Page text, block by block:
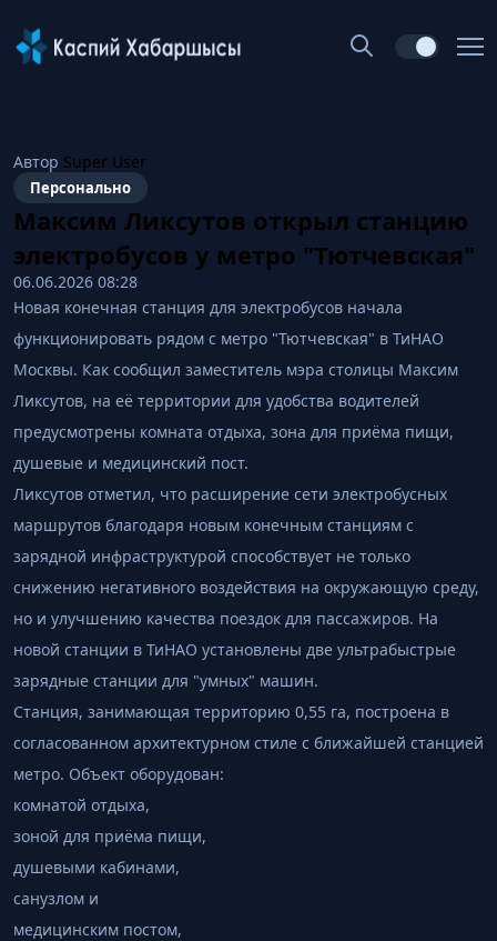
Автор Super User
Персонально
Максим Ликсутов открыл станцию
электробусов у метро "Тютчевская"
06.06.2026 08:28
Новая конечная станция для электробусов начала
функционировать рядом с метро "Тютчевская" в ТиНАО
Москвы. Как сообщил заместитель мэра столицы Максим
Ликсутов, на её территории для удобства водителей
предусмотрены комната отдыха, зона для приёма пищи,
душевые и медицинский пост.
Ликсутов отметил, что расширение сети электробусных
маршрутов благодаря новым конечным станциям с
зарядной инфраструктурой способствует не только
снижению негативного воздействия на окружающую среду,
но и улучшению качества поездок для пассажиров. На
новой станции в ТиНАО установлены две ультрабыстрые
зарядные станции для "умных" машин.
Станция, занимающая территорию 0,55 га, построена в
согласованном архитектурном стиле с ближайшей станцией
метро. Объект оборудован:
комнатой отдыха,
зоной для приёма пищи,
душевыми кабинами,
санузлом и
медицинским постом,